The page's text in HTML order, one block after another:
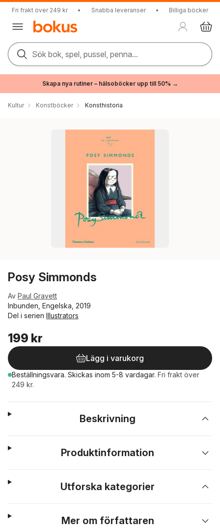
Fri frakt över 249 kr • Snabba leveranser • Billiga böcker
Sök bok, spel, pussel, penna...
Skapa nya rutiner – hälsoböcker upp till 50% →
Kultur Konstböcker Konsthistoria
Posy Simmonds
Av Paul Gravett
Inbunden, Engelska, 2019
Del i serien Illustrators
199 kr
Lägg i varukorg
Beställningsvara. Skickas inom 5-8 vardagar. Fri frakt över
249 kr.
Beskrivning
Produktinformation
Utforska kategorier
Mer om författaren